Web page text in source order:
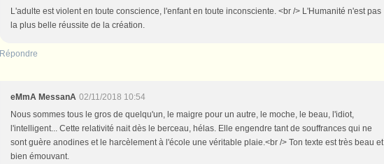
L'adulte est violent en toute conscience, l'enfant en toute inconsciente. <br /> L'Humanité n'est pas
la plus belle réussite de la création.
Répondre
eMmA MessanA 02/11/2018 10:54
Nous sommes tous le gros de quelqu'un, le maigre pour un autre, le moche, le beau, l'idiot,
l'intelligent... Cette relativité nait dès le berceau, hélas. Elle engendre tant de souffrances qui ne
sont guère anodines et le harcèlement à l'école une véritable plaie.<br /> Ton texte est très beau et
bien émouvant.